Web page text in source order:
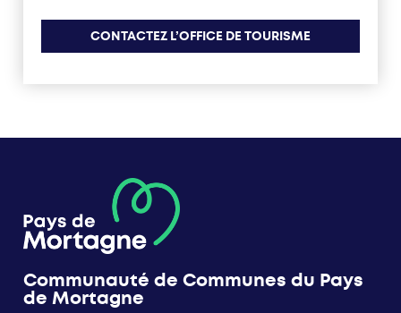
CONTACTEZ L’OFFICE DE TOURISME
Communauté de Communes du Pays
de Mortagne